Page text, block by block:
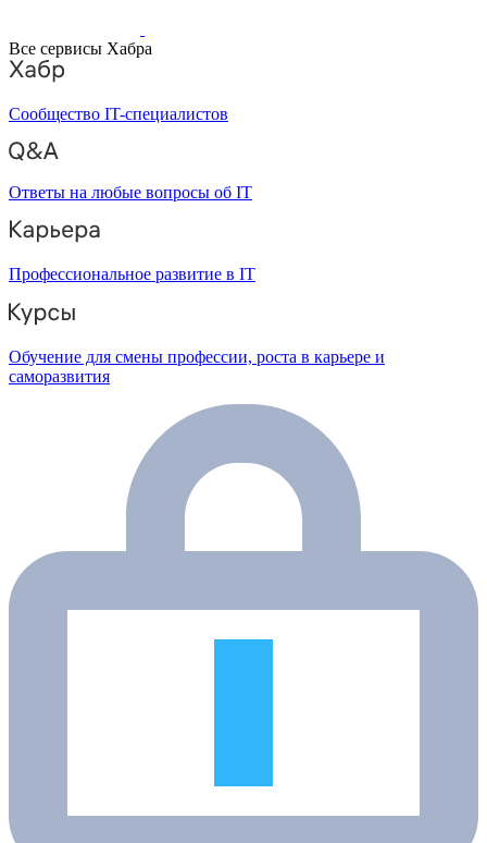
Все сервисы Хабра
Сообщество IT-специалистов
Ответы на любые вопросы об IT
Профессиональное развитие в IT
Обучение для смены профессии, роста в карьере и
саморазвития